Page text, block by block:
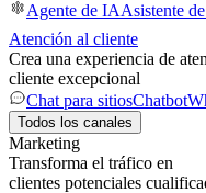
Agente de IAAsistente
Atención al cliente
Crea una experiencia de
cliente excepcional
Chat para sitiosChatbot
Todos los canales
Marketing
Transforma el tráfico en
clientes potenciales